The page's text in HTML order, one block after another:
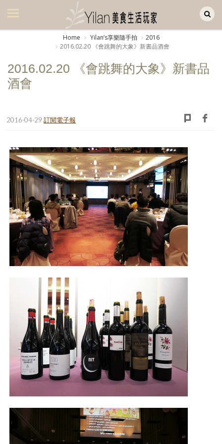
美食集
廚房集
旅遊集
書房集
日記簿
餐桌週記
享樂隨手拍
照相簿
影音區
關於Yilan
個人著作
活動實況記錄
媒體報導一覽
合作與代言
訂閱電子報
Home Yilanʼs享樂隨手拍
2016
2016.02.20 《會跳舞的大象》新書品酒會
2016.02.20 《會跳舞的大象》新書品
酒會
2016-04-29 訂閱電子報